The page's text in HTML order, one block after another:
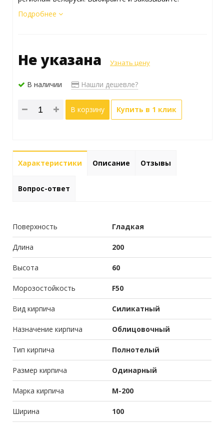
Подробнее
Не указана Узнать цену
В наличии Нашли дешевле?
В корзину Купить в 1 клик
Характеристики Описание Отзывы
Вопрос-ответ
Поверхность Гладкая
Длина 200
Высота 60
Морозостойкость F50
Вид кирпича Силикатный
Назначение кирпича Облицовочный
Тип кирпича Полнотелый
Размер кирпича Одинарный
Марка кирпича М-200
Ширина 100